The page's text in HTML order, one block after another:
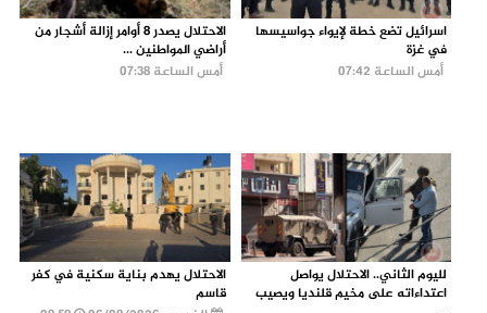
اسرائيل تضع خطة لإيواء جواسيسها
في غزة
أمس الساعة 07:42
الاحتلال يصدر 8 أوامر إزالة أشجار من
أراضي المواطنين ...
أمس الساعة 07:38
لليوم الثاني.. الاحتلال يواصل
اعتداءاته على مخيم قلنديا ويصيب
الاحتلال يهدم بناية سكنية في كفر
قاسم